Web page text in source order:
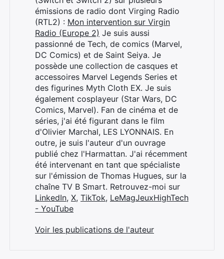
émissions de radio dont Virging Radio
(RTL2) : Mon intervention sur Virgin
Radio (Europe 2) Je suis aussi
passionné de Tech, de comics (Marvel,
DC Comics) et de Saint Seiya. Je
possède une collection de casques et
accessoires Marvel Legends Series et
des figurines Myth Cloth EX. Je suis
également cosplayeur (Star Wars, DC
Comics, Marvel). Fan de cinéma et de
séries, j'ai été figurant dans le film
d'Olivier Marchal, LES LYONNAIS. En
outre, je suis l'auteur d'un ouvrage
publié chez l'Harmattan. J'ai récemment
été intervenant en tant que spécialiste
sur l'émission de Thomas Hugues, sur la
chaîne TV B Smart. Retrouvez-moi sur
LinkedIn, X, TikTok, LeMagJeuxHighTech
- YouTube
Voir les publications de l'auteur
Rechercher
: